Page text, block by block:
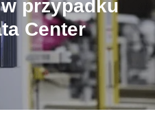
przypadku
Center